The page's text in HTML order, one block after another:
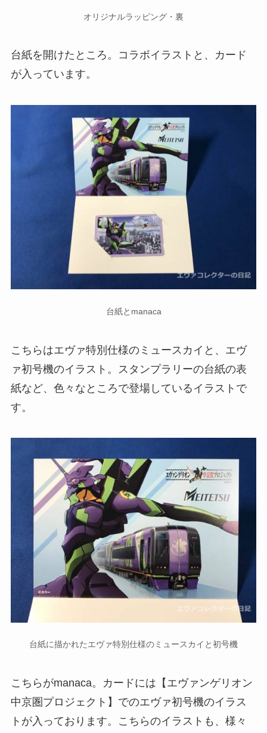
オリジナルラッピング・裏
台紙を開けたところ。コラボイラストと、カード
が入っています。
台紙とmanaca
こちらはエヴァ特別仕様のミュースカイと、エヴ
ァ初号機のイラスト。スタンプラリーの台紙の表
紙など、色々なところで登場しているイラストで
す。
台紙に描かれたエヴァ特別仕様のミュースカイと初号機
こちらがmanaca。カードには【エヴァンゲリオン
中京圏プロジェクト】でのエヴァ初号機のイラス
トが入っております。こちらのイラストも、様々